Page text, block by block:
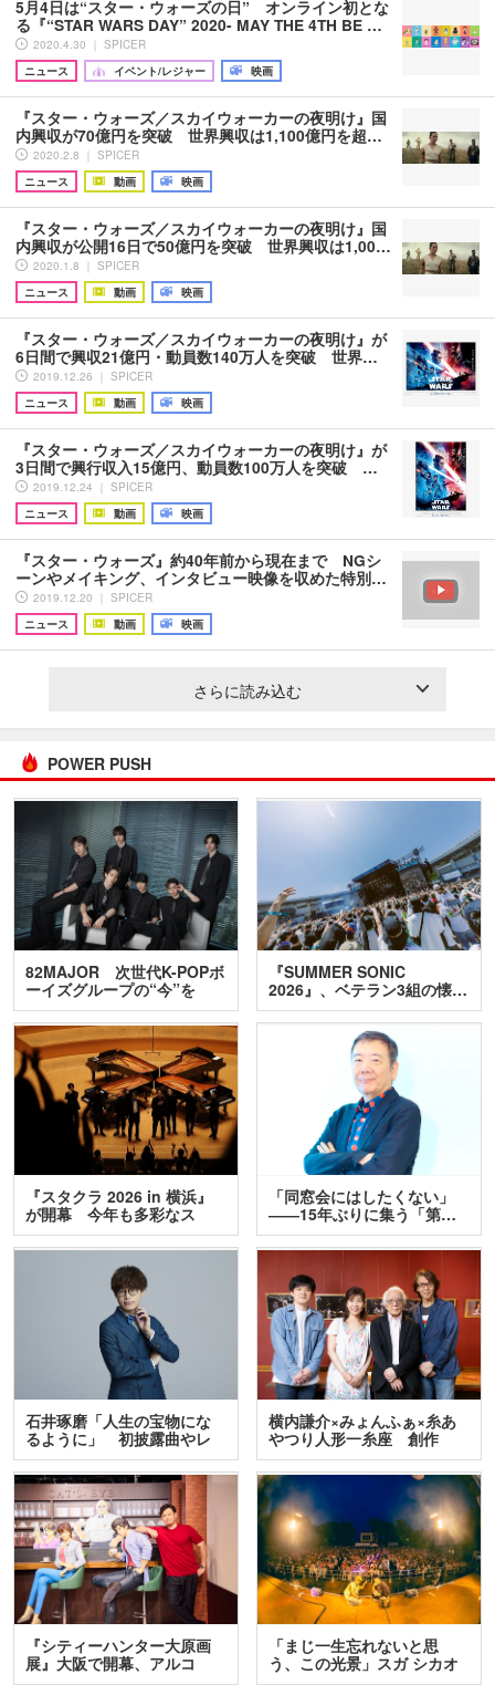
5月4日は“スター・ウォーズの日” オンライン初とな
る『“STAR WARS DAY” 2020- MAY THE 4TH BE …
2020.4.30 ｜ SPICER
ニュース
イベント/レジャー 映画
『スター・ウォーズ／スカイウォーカーの夜明け』国
内興収が70億円を突破 世界興収は1,100億円を超…
2020.2.8 ｜ SPICER
ニュース
動画 映画
『スター・ウォーズ／スカイウォーカーの夜明け』国
内興収が公開16日で50億円を突破 世界興収は1,00…
2020.1.8 ｜ SPICER
ニュース
動画 映画
『スター・ウォーズ／スカイウォーカーの夜明け』が
6日間で興収21億円・動員数140万人を突破 世界…
2019.12.26 ｜ SPICER
ニュース
動画 映画
『スター・ウォーズ／スカイウォーカーの夜明け』が
3日間で興行収入15億円、動員数100万人を突破 …
2019.12.24 ｜ SPICER
ニュース
動画 映画
『スター・ウォーズ』約40年前から現在まで NGシ
ーンやメイキング、インタビュー映像を収めた特別…
2019.12.20 ｜ SPICER
ニュース
動画 映画
さらに読み込む
POWER PUSH
82MAJOR 次世代K-POPボ
ーイズグループの“今”を
訊…
『SUMMER SONIC
2026』、ベテラン3組の懐…
『スタクラ 2026 in 横浜』
が開幕 今年も多彩なス
テ…
「同窓会にはしたくない」
――15年ぶりに集う「第…
石井琢磨「人生の宝物にな
るように」 初披露曲やレ
ア…
横内謙介×みょんふぁ×糸あ
やつり人形一糸座 創作
人…
『シティーハンター大原画
展』大阪で開幕、アルコ
＆…
「まじ一生忘れないと思
う、この光景」スガ シカオ
と…